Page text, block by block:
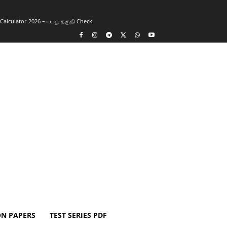
2026 – வயது தகுதி Check
PAPERS TEST SERIES PDF